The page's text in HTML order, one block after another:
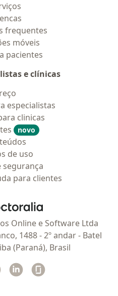
frequentes
móveis
pacientes
e clínicas
especialistas
clinicas
novo
de uso
segurança
para clientes
Doctoralia - Homepage
Online e Software Ltda
1488 - 2º andar - Batel
(Paraná), Brasil
num novo separador
Instagram
abre num novo separador
Linkedin
abre num novo